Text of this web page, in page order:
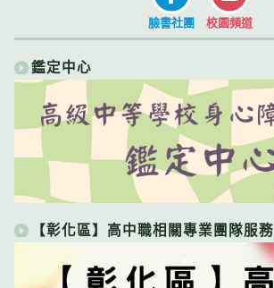
臉書社團 校園頻道
鑑定中心
【彰化區】高中職相關專業團隊服務